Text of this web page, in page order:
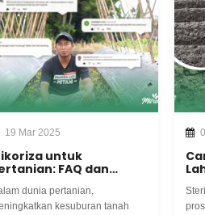
19 Mar 2025
untuk
FAQ dan
Petani
dunia pertanian,
kesuburan tanah